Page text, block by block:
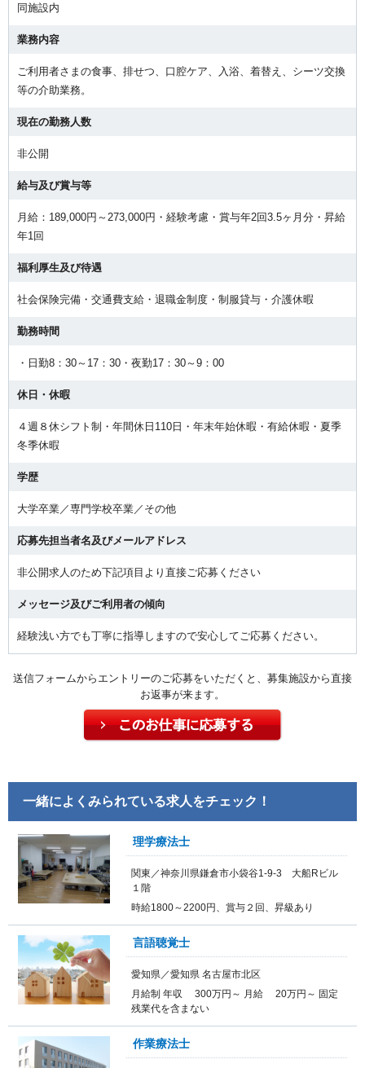
同施設内
業務内容
ご利用者さまの食事、排せつ、口腔ケア、入浴、着替え、シーツ交換
等の介助業務。
現在の勤務人数
非公開
給与及び賞与等
月給：189,000円～273,000円・経験考慮・賞与年2回3.5ヶ月分・昇給
年1回
福利厚生及び待遇
社会保険完備・交通費支給・退職金制度・制服貸与・介護休暇
勤務時間
・日勤8：30～17：30・夜勤17：30～9：00
休日・休暇
４週８休シフト制・年間休日110日・年末年始休暇・有給休暇・夏季
冬季休暇
学歴
大学卒業／専門学校卒業／その他
応募先担当者名及びメールアドレス
非公開求人のため下記項目より直接ご応募ください
メッセージ及びご利用者の傾向
経験浅い方でも丁寧に指導しますので安心してご応募ください。
送信フォームからエントリーのご応募をいただくと、募集施設から直接
お返事が来ます。
一緒によくみられている求人をチェック！
理学療法士
関東／神奈川県鎌倉市小袋谷1-9-3 大船Rビル
１階
時給1800～2200円、賞与２回、昇級あり
言語聴覚士
愛知県／愛知県 名古屋市北区
月給制 年収 300万円～ 月給 20万円～ 固定
残業代を含まない
作業療法士